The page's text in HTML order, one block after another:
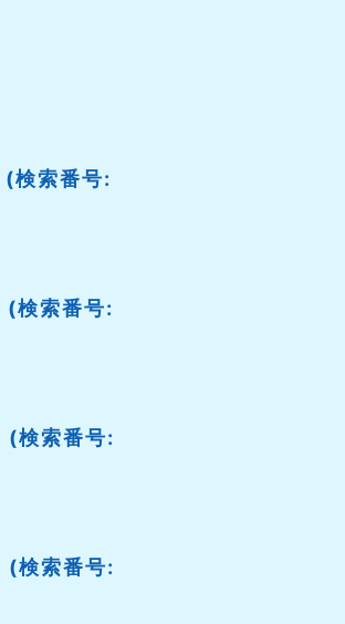
索番号:
検索番号:
検索番号:
検索番号: